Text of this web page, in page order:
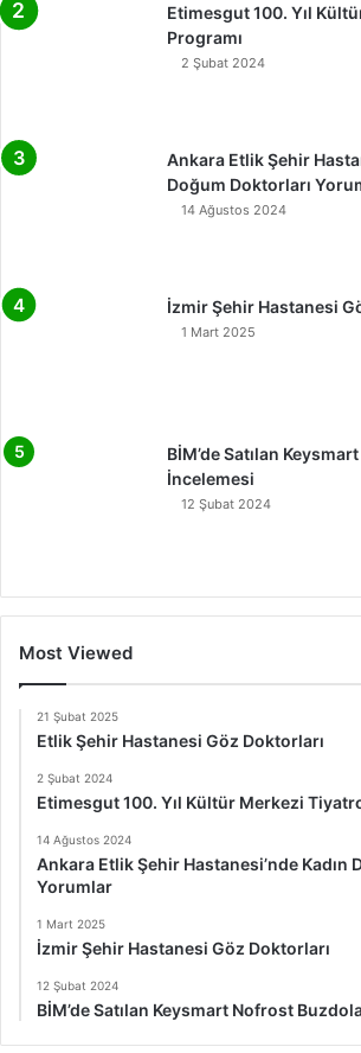
Etimesgut 100. Yıl
Programı
2 Şubat 2024
Ankara Etlik Şehir
Doğum Doktorları
14 Ağustos 2024
İzmir Şehir Hastanesi
1 Mart 2025
BİM’de Satılan
İncelemesi
12 Şubat 2024
Most Viewed
21 Şubat 2025
Etlik Şehir Hastanesi Göz Doktorları
2 Şubat 2024
Etimesgut 100. Yıl Kültür Merkezi
14 Ağustos 2024
Ankara Etlik Şehir Hastanesi’nde Kadın
Yorumlar
1 Mart 2025
İzmir Şehir Hastanesi Göz Doktorları
12 Şubat 2024
BİM’de Satılan Keysmart Nofrost